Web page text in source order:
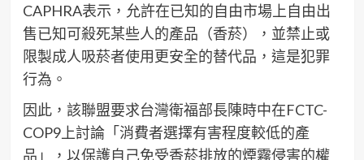
CAPHRA表示，允許在已知的自由市場上自由出
售已知可殺死某些人的產品（香菸），並禁止或
限製成人吸菸者使用更安全的替代品，這是犯罪
行為。
因此，該聯盟要求台灣衛福部長陳時中在FCTC-
COP9上討論「消費者選擇有害程度較低的產
品」，以保護自己免受香菸排放的煙霧侵害的權